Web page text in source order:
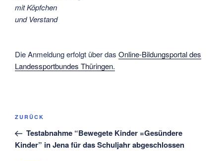
mit Köpfchen
und Verstand
Die Anmeldung erfolgt über das Online-Bildungsportal des
Landessportbundes Thüringen.
Beitragsnavigation
Vorheriger
Beitrag
ZURÜCK
Testabnahme “Bewegete Kinder =Gesündere
Kinder” in Jena für das Schuljahr abgeschlossen